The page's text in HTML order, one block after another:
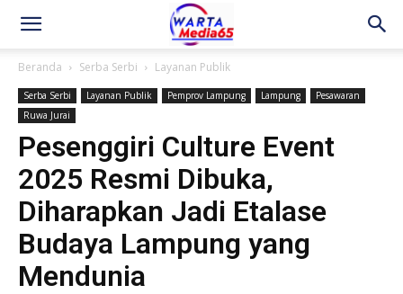
Beranda Serba Serbi Layanan Publik
Serba Serbi Layanan Publik Pemprov Lampung Lampung
Pesawaran
Ruwa Jurai
Pesenggiri Culture Event
2025 Resmi Dibuka,
Diharapkan Jadi Etalase
Budaya Lampung yang
Mendunia